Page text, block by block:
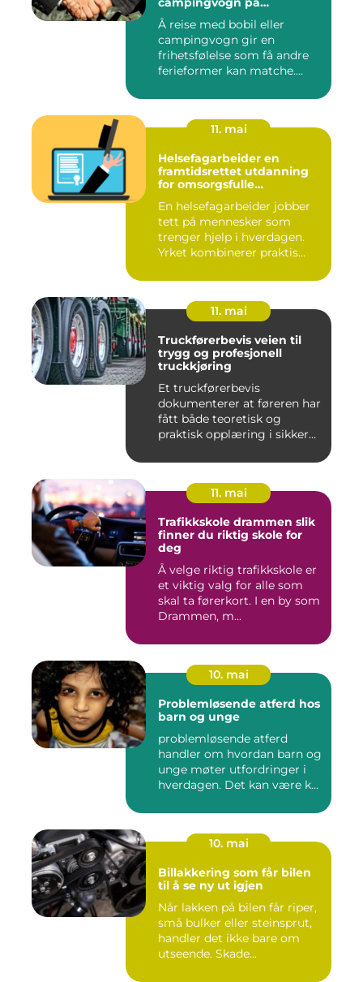
vestlandet
Å reise med bobil eller
campingvogn gir en
frihetsfølelse som få andre
ferieformer kan matche.
11. mai
Helsefagarbeider en
framtidsrettet utdanning
for omsorgsfulle
En helsefagarbeider jobber
tett på mennesker som
trenger hjelp i hverdagen.
Yrket kombinerer praktis...
11. mai
Truckførerbevis veien til
trygg og profesjonell
truckkjøring
Et truckførerbevis
dokumenterer at føreren har
fått både teoretisk og
praktisk opplæring i sikker
11. mai
Trafikkskole drammen slik
finner du riktig skole for
deg
Å velge riktig trafikkskole er
et viktig valg for alle som
skal ta førerkort. I en by som
Drammen, m...
10. mai
Problemløsende atferd hos
barn og unge
problemløsende atferd
handler om hvordan barn og
unge møter utfordringer i
hverdagen. Det kan være k...
10. mai
Billakkering som får bilen
til å se ny ut igjen
Når lakken på bilen får riper,
små bulker eller steinsprut,
handler det ikke bare om
utseende. Skade...